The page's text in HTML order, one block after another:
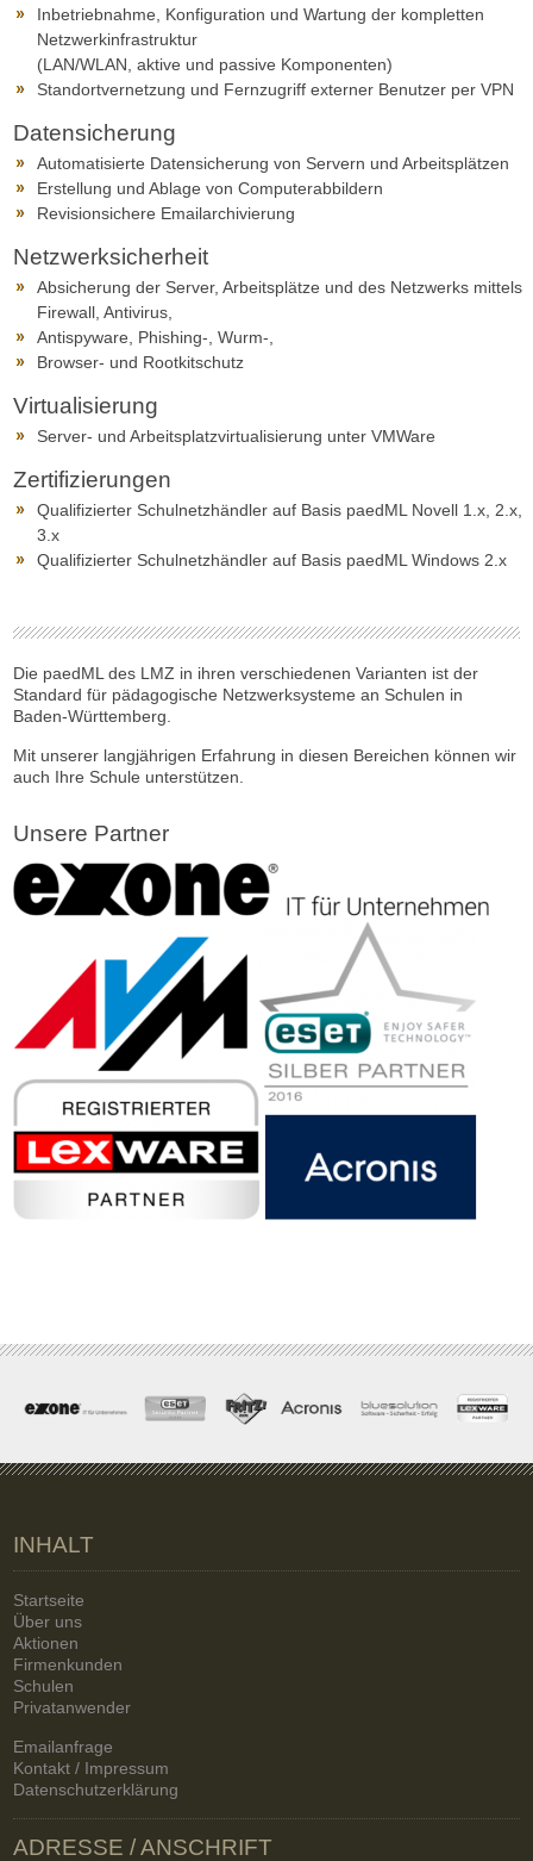
Inbetriebnahme, Konfiguration und Wartung der kompletten
Netzwerkinfrastruktur
(LAN/WLAN, aktive und passive Komponenten)
Standortvernetzung und Fernzugriff externer Benutzer per VPN
Datensicherung
Automatisierte Datensicherung von Servern und Arbeitsplätzen
Erstellung und Ablage von Computerabbildern
Revisionsichere Emailarchivierung
Netzwerksicherheit
Absicherung der Server, Arbeitsplätze und des Netzwerks mittels
Firewall, Antivirus,
Antispyware, Phishing-, Wurm-,
Browser- und Rootkitschutz
Virtualisierung
Server- und Arbeitsplatzvirtualisierung unter VMWare
Zertifizierungen
Qualifizierter Schulnetzhändler auf Basis paedML Novell 1.x, 2.x,
3.x
Qualifizierter Schulnetzhändler auf Basis paedML Windows 2.x
Die paedML des LMZ in ihren verschiedenen Varianten ist der
Standard für pädagogische Netzwerksysteme an Schulen in
Baden-Württemberg.
Mit unserer langjährigen Erfahrung in diesen Bereichen können wir
auch Ihre Schule unterstützen.
Unsere Partner
INHALT
Startseite
Über uns
Aktionen
Firmenkunden
Schulen
Privatanwender
Emailanfrage
Kontakt / Impressum
Datenschutzerklärung
ADRESSE / ANSCHRIFT